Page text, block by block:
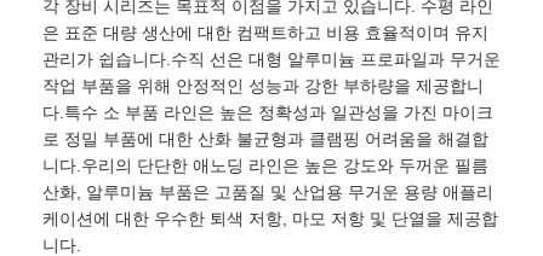
각 장비 시리즈는 목표적 이점을 가지고 있습니다. 수평 라인
은 표준 대량 생산에 대한 컴팩트하고 비용 효율적이며 유지
관리가 쉽습니다.수직 선은 대형 알루미늄 프로파일과 무거운
작업 부품을 위해 안정적인 성능과 강한 부하량을 제공합니
다.특수 소 부품 라인은 높은 정확성과 일관성을 가진 마이크
로 정밀 부품에 대한 산화 불균형과 클램핑 어려움을 해결합
니다.우리의 단단한 애노딩 라인은 높은 강도와 두꺼운 필름
산화, 알루미늄 부품은 고품질 및 산업용 무거운 용량 애플리
케이션에 대한 우수한 퇴색 저항, 마모 저항 및 단열을 제공합
니다.